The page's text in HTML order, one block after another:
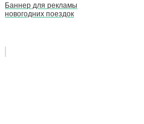
Баннер для рекламы
новогодних поездок